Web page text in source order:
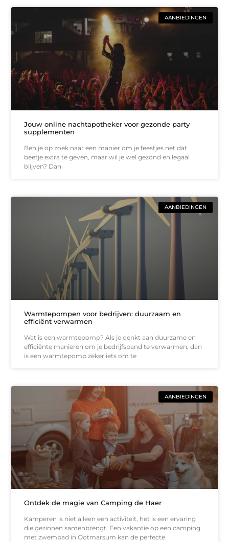
AANBIEDINGEN
Jouw online nachtapotheker voor gezonde party
supplementen
Ben je op zoek naar een manier om je feestjes net dat
beetje extra te geven, maar wil je wel gezond en legaal
blijven? Dan
AANBIEDINGEN
Warmtepompen voor bedrijven: duurzaam en
efficiënt verwarmen
Wat is een warmtepomp? Als je denkt aan duurzame en
efficiënte manieren om je bedrijfspand te verwarmen, dan
is een warmtepomp zeker iets om te
AANBIEDINGEN
Ontdek de magie van Camping de Haer
Kamperen is niet alleen een activiteit, het is een ervaring
die gezinnen samenbrengt. Een vakantie op een camping
met zwembad in Ootmarsum kan de perfecte